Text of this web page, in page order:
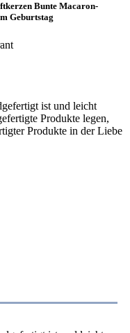
Bunte Macaron-
Geburtstag
ist und leicht
Produkte legen,
Produkte in der Liebe